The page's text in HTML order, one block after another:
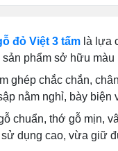
đỏ Việt 3 tấm là lựa
phẩm sở hữu màu
ghép chắc chắn,
nằm nghỉ, bày biện
chuẩn, thớ gỗ mịn,
sử dụng cao, vừa giữ